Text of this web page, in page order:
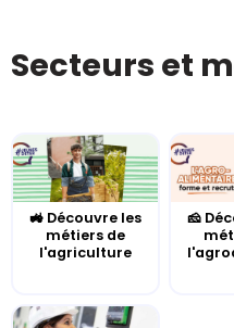
Secteurs et
🚜 Découvre les
métiers de
l'agriculture
🧀